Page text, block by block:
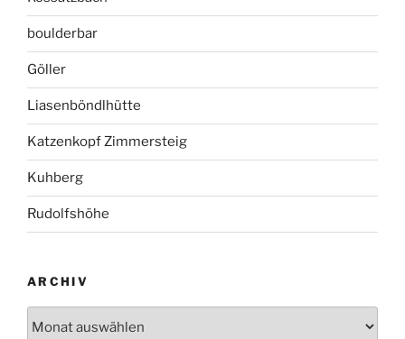
boulderbar
Göller
Liasenböndlhütte
Katzenkopf Zimmersteig
Kuhberg
Rudolfshöhe
ARCHIV